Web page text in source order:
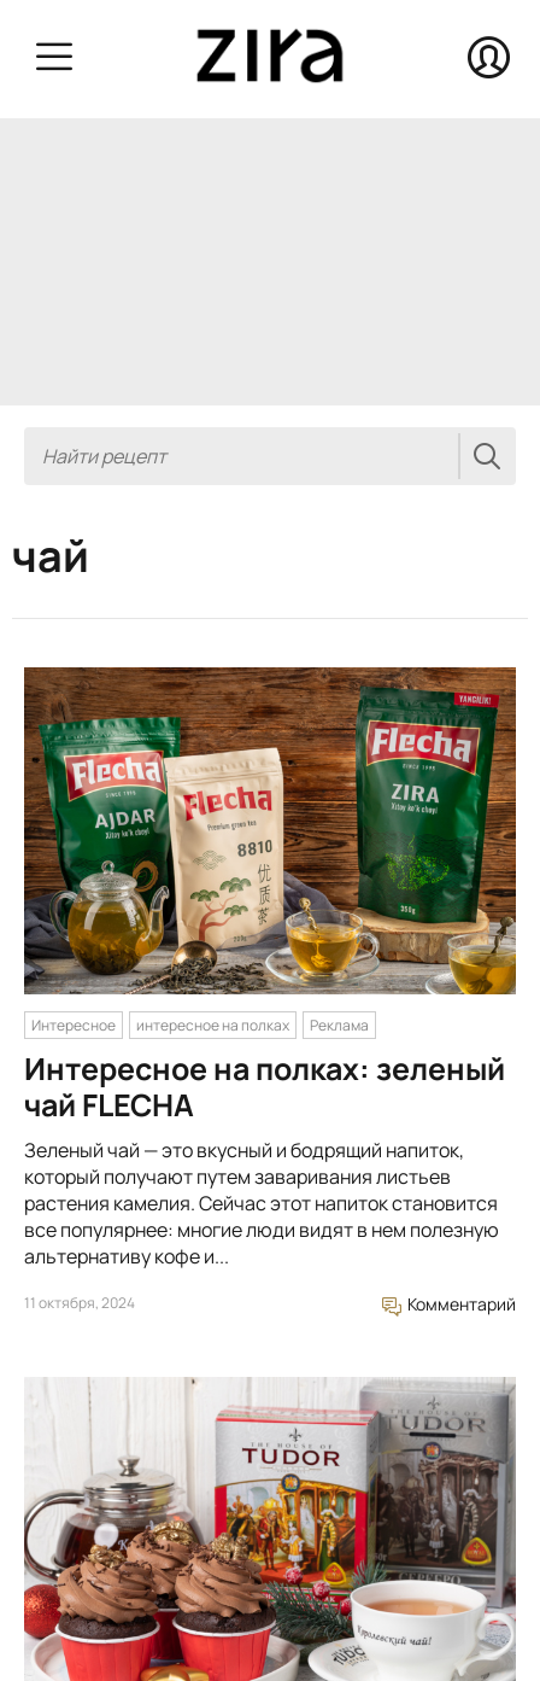
чай
Интересное интересное на полках Реклама
Интересное на полках: зеленый
чай FLECHA
Зеленый чай — это вкусный и бодрящий напиток,
который получают путем заваривания листьев
растения камелия. Сейчас этот напиток становится
все популярнее: многие люди видят в нем полезную
альтернативу кофе и...
11 октября, 2024 Комментарий